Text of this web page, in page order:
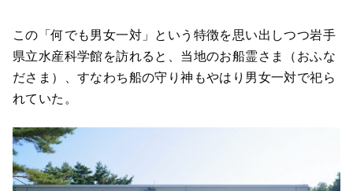
この「何でも男女一対」という特徴を思い出しつつ岩手
県立水産科学館を訪れると、当地のお船霊さま（おふな
ださま）、すなわち船の守り神もやはり男女一対で祀ら
れていた。